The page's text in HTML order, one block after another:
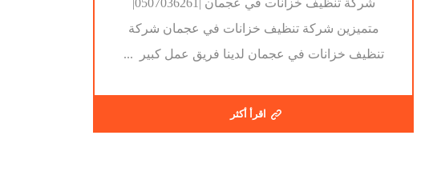
متميزين شركة تنظيف خزانات في عجمان شركة
تنظيف خزانات في عجمان لدينا فريق عمل كبير ...
اقرأ أكثر